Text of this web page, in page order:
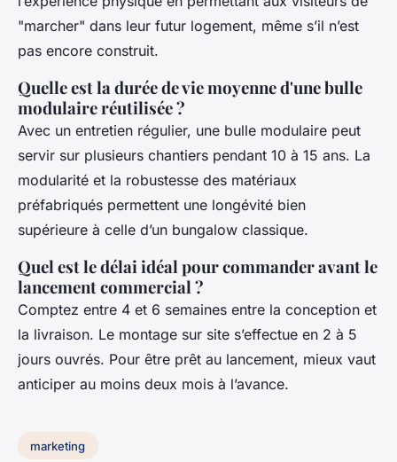
"marcher" dans leur futur logement, même s’il n’est
pas encore construit.
Quelle est la durée de vie moyenne d'une bulle
modulaire réutilisée ?
Avec un entretien régulier, une bulle modulaire peut
servir sur plusieurs chantiers pendant 10 à 15 ans. La
modularité et la robustesse des matériaux
préfabriqués permettent une longévité bien
supérieure à celle d’un bungalow classique.
Quel est le délai idéal pour commander avant le
lancement commercial ?
Comptez entre 4 et 6 semaines entre la conception et
la livraison. Le montage sur site s’effectue en 2 à 5
jours ouvrés. Pour être prêt au lancement, mieux vaut
anticiper au moins deux mois à l’avance.
marketing